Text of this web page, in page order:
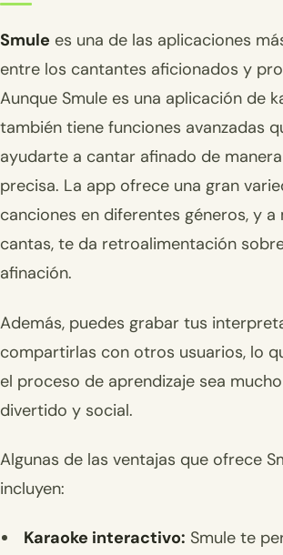
Smule es una de las aplicaciones
entre los cantantes aficionados y
Aunque Smule es una aplicación de
también tiene funciones avanzadas
ayudarte a cantar afinado de
precisa. La app ofrece una gran
canciones en diferentes géneros, y a
cantas, te da retroalimentación
afinación.
Además, puedes grabar tus
compartirlas con otros usuarios, lo
el proceso de aprendizaje sea
divertido y social.
Algunas de las ventajas que ofrece
incluyen:
Karaoke interactivo: Smule te